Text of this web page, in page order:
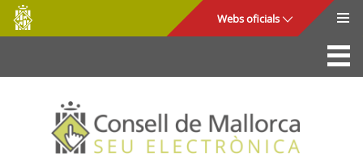
Salta al contingut principal
Consell
de
Mallorca
Webs oficials
La Seu
Consell de Mallorca